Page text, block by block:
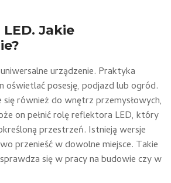
Jakie
urządzenie. Praktyka
oświetlać posesję, podjazd lub ogród.
się również do wnętrz przemysłowych,
on pełnić rolę reflektora LED, który
przestrzeń. Istnieją wersje
przenieść w dowolne miejsce. Takie
się w pracy na budowie czy w